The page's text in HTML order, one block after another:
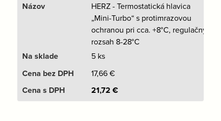
HERZ - Termostatická hlavica
„Mini-Turbo“ s protimrazovou
ochranou pri cca. +8°C, regulačný
rozsah 8-28°C
5 ks
17,66€
21,72 €